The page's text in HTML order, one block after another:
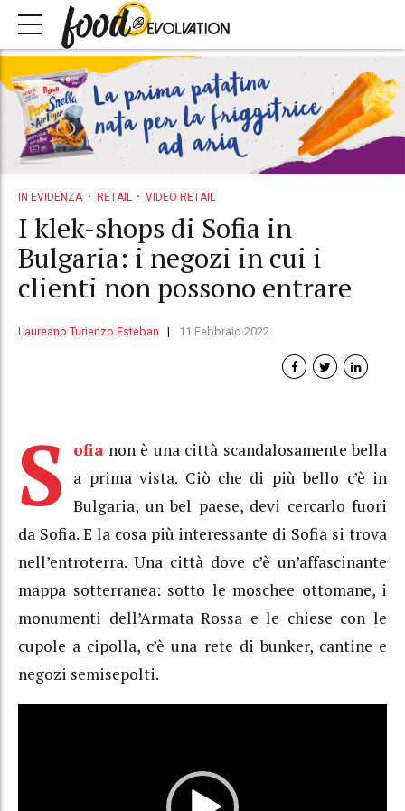
IN EVIDENZA RETAIL VIDEO RETAIL
I klek-shops di Sofia in
Bulgaria: i negozi in cui i
clienti non possono entrare
Laureano Turienzo Esteban 11 Febbraio 2022
S ofia non è una città scandalosamente bella
a prima vista. Ciò che di più bello c’è in
Bulgaria, un bel paese, devi cercarlo fuori
da Sofia. E la cosa più interessante di Sofia si trova
nell’entroterra. Una città dove c’è un’affascinante
mappa sotterranea: sotto le moschee ottomane, i
monumenti dell’Armata Rossa e le chiese con le
cupole a cipolla, c’è una rete di bunker, cantine e
negozi semisepolti.